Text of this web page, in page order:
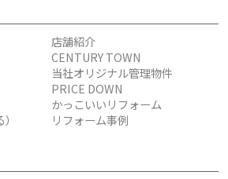
店舗紹介
CENTURY TOWN
当社オリジナル管理物件
PRICE DOWN
かっこいいリフォーム
リフォーム事例